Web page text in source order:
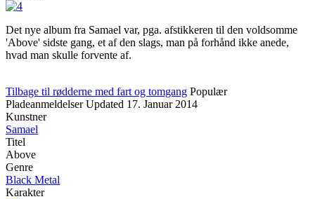
Det nye album fra Samael var, pga. afstikkeren til den voldsomme
'Above' sidste gang, et af den slags, man på forhånd ikke anede,
hvad man skulle forvente af.
Tilbage til rødderne med fart og tomgang Populær
Pladeanmeldelser Updated 17. Januar 2014
Kunstner
Samael
Titel
Above
Genre
Black Metal
Karakter